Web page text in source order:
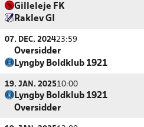
Gilleleje FK
Raklev GI
07. DEC. 202423:59
Oversidder
Lyngby Boldklub 1921
19. JAN. 202510:00
Lyngby Boldklub 1921
Oversidder